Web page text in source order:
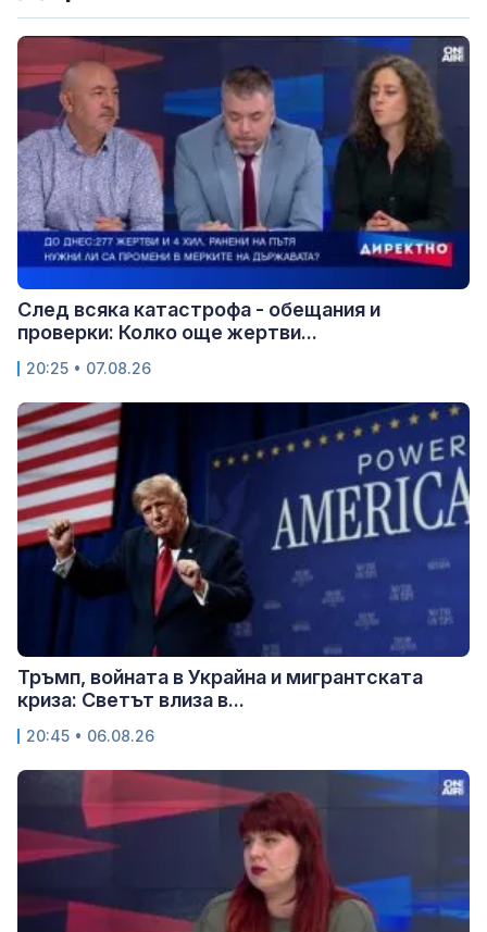
След всяка катастрофа - обещания и
проверки: Колко още жертви...
20:25 • 07.08.26
Тръмп, войната в Украйна и мигрантската
криза: Светът влиза в...
20:45 • 06.08.26